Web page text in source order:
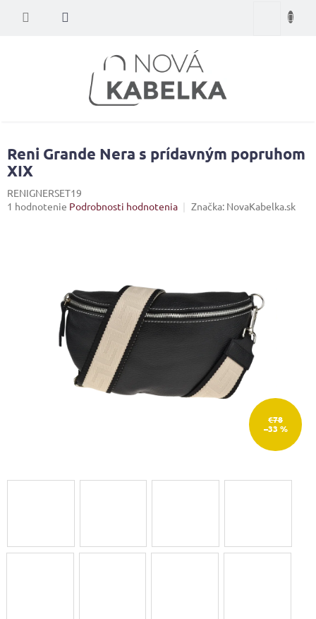
Nákupný
Reni Grande Nera s prídavným popruhom
XIX
RENIGNERSET19
Priemerné
1 hodnotenie Podrobnosti hodnotenia Značka: NovaKabelka.sk
€78
–33 %